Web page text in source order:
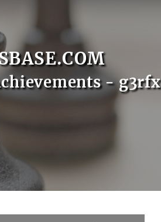
- g3rfx